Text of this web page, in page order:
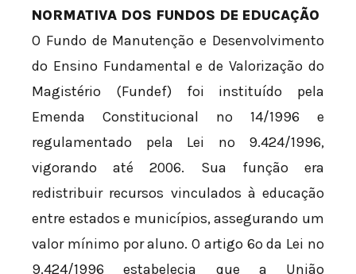
NORMATIVA DOS FUNDOS DE EDUCAÇÃO
O Fundo de Manutenção e Desenvolvimento
do Ensino Fundamental e de Valorização do
Magistério (Fundef) foi instituído pela
Emenda Constitucional nº 14/1996 e
regulamentado pela Lei nº 9.424/1996,
vigorando até 2006. Sua função era
redistribuir recursos vinculados à educação
entre estados e municípios, assegurando um
valor mínimo por aluno. O artigo 6º da Lei nº
9.424/1996 estabelecia que a União